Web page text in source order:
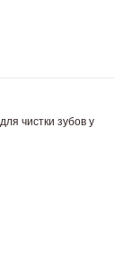
чистки зубов у